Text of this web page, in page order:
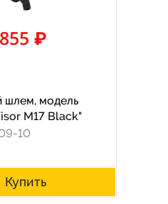
₽
шлем, модель
M17 Black"
10
Купить